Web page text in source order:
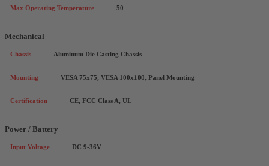
Max Operating Temperature 50
Mechanical
Chassis Aluminum Die Casting Chassis
Mounting VESA 75x75, VESA 100x100, Panel Mounting
Certification CE, FCC Class A, UL
Power / Battery
Input Voltage DC 9-36V